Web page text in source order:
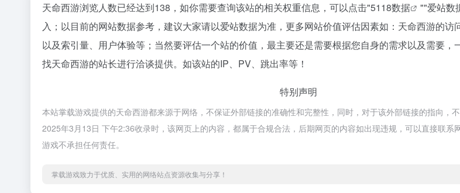
天命西游浏览人数已经达到138，如你需要查询该站的相关权重信息，可以点击"5118数据 ""爱站数
入；以目前的网站数据参考，建议大家请以爱站数据为准，更多网站价值评估因素如：天命西游的访
以及索引量、用户体验等；当然要评估一个站的价值，最主要还是需要根据您自身的需求以及需要，
找天命西游的站长进行洽谈提供。如该站的IP、PV、跳出率等！
特别声明
本站掌载游戏提供的天命西游都来源于网络，不保证外部链接的准确性和完整性，同时，对于该外部链接的指向，
2025年3月13日 下午2:36收录时，该网页上的内容，都属于合规合法，后期网页的内容如出现违规，可以直接联系
游戏不承担任何责任。
掌载游戏致力于优质、实用的网络站点资源收集与分享！